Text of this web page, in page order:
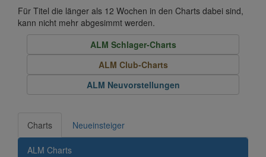
Für Titel die länger als 12 Wochen in den Charts dabei sind,
kann nicht mehr abgesimmt werden.
ALM Schlager-Charts
ALM Club-Charts
ALM Neuvorstellungen
Charts Neueinsteiger
ALM Charts